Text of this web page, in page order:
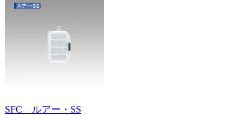
SFC ルアー・SS